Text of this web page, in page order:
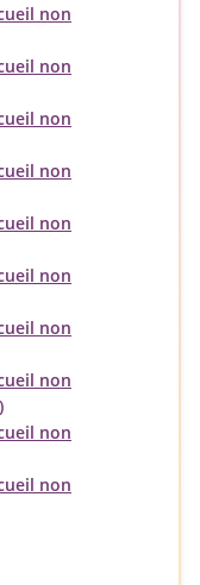
non
non
non
non
non
non
non
non
non
non